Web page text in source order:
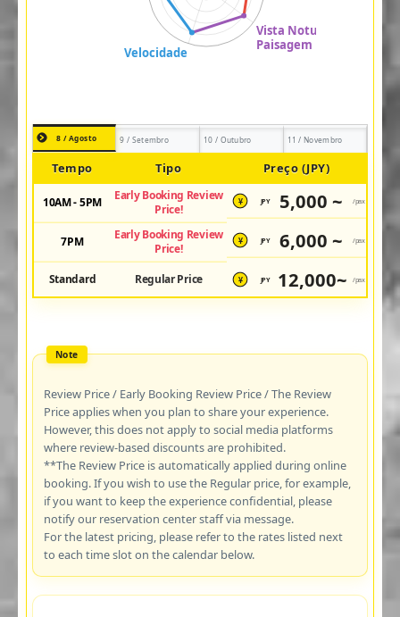
8 / Agosto 9 / Setembro 10 / Outubro 11 / Novembro
Tempo Tipo Preço (JPY)
10AM - 5PM
Early Booking Review
Price!
¥ JPY 5,000 ~ /pax
7PM
Early Booking Review
Price!
¥ JPY 6,000 ~ /pax
Standard Regular Price ¥ JPY 12,000~ /pax
Review Price / Early Booking Review Price / The Review
Price applies when you plan to share your experience.
However, this does not apply to social media platforms
where review-based discounts are prohibited.
**The Review Price is automatically applied during online
booking. If you wish to use the Regular price, for example,
if you want to keep the experience confidential, please
notify our reservation center staff via message.
For the latest pricing, please refer to the rates listed next
to each time slot on the calendar below.